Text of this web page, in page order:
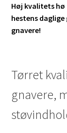
Høj kvalitets
hestens
gnavere!
Tørret
gnavere,